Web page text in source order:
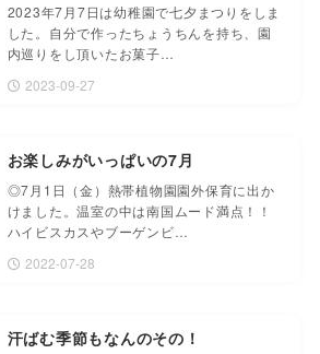
2023年7月7日は幼稚園で七夕まつりをしま
した。自分で作ったちょうちんを持ち、園
内巡りをし頂いたお菓子…
2023-09-27
お楽しみがいっぱいの7月
◎7月1日（金）熱帯植物園園外保育に出か
けました。温室の中は南国ムード満点！！
ハイビスカスやブーゲンビ…
2022-07-28
汗ばむ季節もなんのその！